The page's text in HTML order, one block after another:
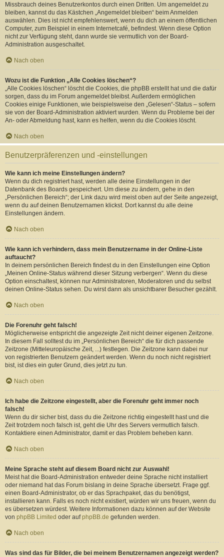
Missbrauch deines Benutzerkontos durch einen Dritten. Um angemeldet zu
bleiben, kannst du das Kästchen „Angemeldet bleiben“ beim Anmelden
auswählen. Dies ist nicht empfehlenswert, wenn du dich an einem öffentlichen
Computer, zum Beispiel in einem Internetcafé, befindest. Wenn diese Option
nicht zur Verfügung steht, dann wurde sie vermutlich von der Board-
Administration ausgeschaltet.
Nach oben
Wozu ist die Funktion „Alle Cookies löschen“?
„Alle Cookies löschen“ löscht die Cookies, die phpBB erstellt hat und die dafür
sorgen, dass du im Forum angemeldet bleibst. Außerdem ermöglichen
Cookies einige Funktionen, wie beispielsweise den „Gelesen“-Status – sofern
sie von der Board-Administration aktiviert wurden. Wenn du Probleme bei der
An- oder Abmeldung hast, kann es helfen, wenn du die Cookies löscht.
Nach oben
Benutzerpräferenzen und -einstellungen
Wie kann ich meine Einstellungen ändern?
Wenn du dich registriert hast, werden alle deine Einstellungen in der
Datenbank des Boards gespeichert. Um diese zu ändern, gehe in den
„Persönlichen Bereich“; der Link dazu wird meist oben auf der Seite angezeigt,
wenn du auf deinen Benutzernamen klickst. Dort kannst du alle deine
Einstellungen ändern.
Nach oben
Wie kann ich verhindern, dass mein Benutzername in der Online-Liste
auftaucht?
In deinem persönlichen Bereich findest du in den Einstellungen eine Option
„Meinen Online-Status während dieser Sitzung verbergen“. Wenn du diese
Option einschaltest, können nur Administratoren, Moderatoren und du selbst
deinen Online-Status sehen. Du wirst dann als unsichtbarer Besucher gezählt.
Nach oben
Die Forenuhr geht falsch!
Möglicherweise entspricht die angezeigte Zeit nicht deiner eigenen Zeitzone.
In diesem Fall solltest du im „Persönlichen Bereich“ die für dich passende
Zeitzone (Mitteleuropäische Zeit, ...) festlegen. Die Zeitzone kann dabei nur
von registrierten Benutzern geändert werden. Wenn du noch nicht registriert
bist, ist dies ein guter Grund, dies jetzt zu tun.
Nach oben
Ich habe die Zeitzone eingestellt, aber die Forenuhr geht immer noch
falsch!
Wenn du dir sicher bist, dass du die Zeitzone richtig eingestellt hast und die
Zeit trotzdem noch falsch ist, geht die Uhr des Servers vermutlich falsch.
Kontaktiere einen Administrator, damit er das Problem beheben kann.
Nach oben
Meine Sprache steht auf diesem Board nicht zur Auswahl!
Meist hat die Board-Administration entweder deine Sprache nicht installiert
oder niemand hat das Forum bislang in deine Sprache übersetzt. Frage ggf.
einen Board-Administrator, ob er das Sprachpaket, das du benötigst,
installieren kann. Falls es noch nicht existiert, würden wir uns freuen, wenn du
es übersetzen würdest. Weitere Informationen dazu können auf der Website
von phpBB Limited oder aufphpBB.de gefunden werden.
Nach oben
Was sind das für Bilder, die bei meinem Benutzernamen angezeigt werden?